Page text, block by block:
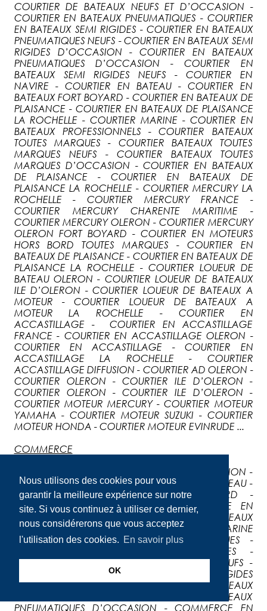
Nous utilisons des cookies pour vous
garantir la meilleure expérience sur notre
site. Si vous continuez à utiliser ce dernier,
nous considérerons que vous acceptez
l'utilisation des cookies. En savoir plus
OK
COURTIER DE BATEAUX NEUFS ET D’OCCASION -
COURTIER EN BATEAUX PNEUMATIQUES - COURTIER
EN BATEAUX SEMI RIGIDES - COURTIER EN BATEAUX
PNEUMATIQUES NEUFS - COURTIER EN BATEAUX SEMI
RIGIDES D’OCCASION - COURTIER EN BATEAUX
PNEUMATIQUES D’OCCASION - COURTIER EN
BATEAUX SEMI RIGIDES NEUFS - COURTIER EN
NAVIRE - COURTIER EN BATEAU - COURTIER EN
BATEAUX FORT BOYARD - COURTIER EN BATEAUX DE
PLAISANCE - COURTIER EN BATEAUX DE PLAISANCE
LA ROCHELLE - COURTIER MARINE - COURTIER EN
BATEAUX PROFESSIONNELS - COURTIER BATEAUX
TOUTES MARQUES - COURTIER BATEAUX TOUTES
MARQUES NEUFS - COURTIER BATEAUX TOUTES
MARQUES D’OCCASION - COURTIER EN BATEAUX
DE PLAISANCE - COURTIER EN BATEAUX DE
PLAISANCE LA ROCHELLE - COURTIER MERCURY LA
ROCHELLE - COURTIER MERCURY FRANCE -
COURTIER MERCURY CHARENTE MARITIME -
COURTIER MERCURY OLERON - COURTIER MERCURY
OLERON FORT BOYARD - COURTIER EN MOTEURS
HORS BORD TOUTES MARQUES - COURTIER EN
BATEAUX DE PLAISANCE - COURTIER EN BATEAUX DE
PLAISANCE LA ROCHELLE - COURTIER LOUEUR DE
BATEAU OLERON - COURTIER LOUEUR DE BATEAUX
ILE D’OLERON - COURTIER LOUEUR DE BATEAUX A
MOTEUR - COURTIER LOUEUR DE BATEAUX A
MOTEUR LA ROCHELLE - COURTIER EN
ACCASTILLAGE - COURTIER EN ACCASTILLAGE
FRANCE - COURTIER EN ACCASTILLAGE OLERON -
COURTIER EN ACCASTILLAGE - COURTIER EN
ACCASTILLAGE LA ROCHELLE - COURTIER
ACCASTILLAGE DIFFUSION - COURTIER AD OLERON -
COURTIER OLERON - COURTIER ILE D’OLERON -
COURTIER OLERON - COURTIER ILE D’OLERON -
COURTIER MOTEUR MERCURY - COURTIER MOTEUR
YAMAHA - COURTIER MOTEUR SUZUKI - COURTIER
MOTEUR HONDA - COURTIER MOTEUR EVINRUDE ...
COMMERCE
COMMERCE DE BATEAUX NEUFS ET D’OCCASION -
COMMERCE EN NAVIRE - COMMERCE EN BATEAU -
COMMERCE EN BATEAUX FORT BOYARD -
COMMERCE FORT BOYARD - COMMERCE EN
BATEAUX DE PLAISANCE - COMMERCE EN BATEAUX
DE PLAISANCE LA ROCHELLE - COMMERCE MARINE
- COMMERCE EN BATEAUX PNEUMATIQUES -
COMMERCE EN BATEAUX SEMI RIGIDES -
COMMERCE EN BATEAUX SEMI RIGIDES NEUFS -
COMMERCE EN BATEAUX SEMI RIGIDES
D’OCCASION - COMMERCE EN BATEAUX
PNEUMATIQUES NEUFS - COMMERCE EN BATEAUX
PNEUMATIQUES D’OCCASION - COMMERCE EN